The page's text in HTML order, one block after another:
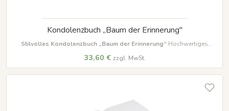
Kondolenzbuch „Baum der Erinnerung"
Stilvolles Kondolenzbuch „Baum der Erinnerung“ Hochwertiges
Beileidsbekundungen festzuhalten.
33,60 € zzgl. MwSt.